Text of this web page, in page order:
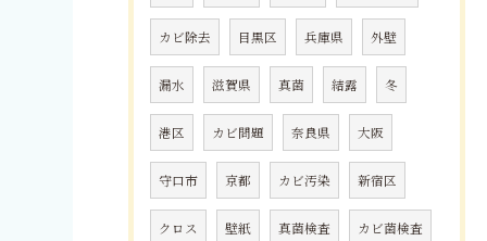
カビ除去 目黒区 兵庫県 外壁
漏水 滋賀県 真菌 結露 冬
港区 カビ問題 奈良県 大阪
守口市 京都 カビ汚染 新宿区
クロス 壁紙 真菌検査 カビ菌検査